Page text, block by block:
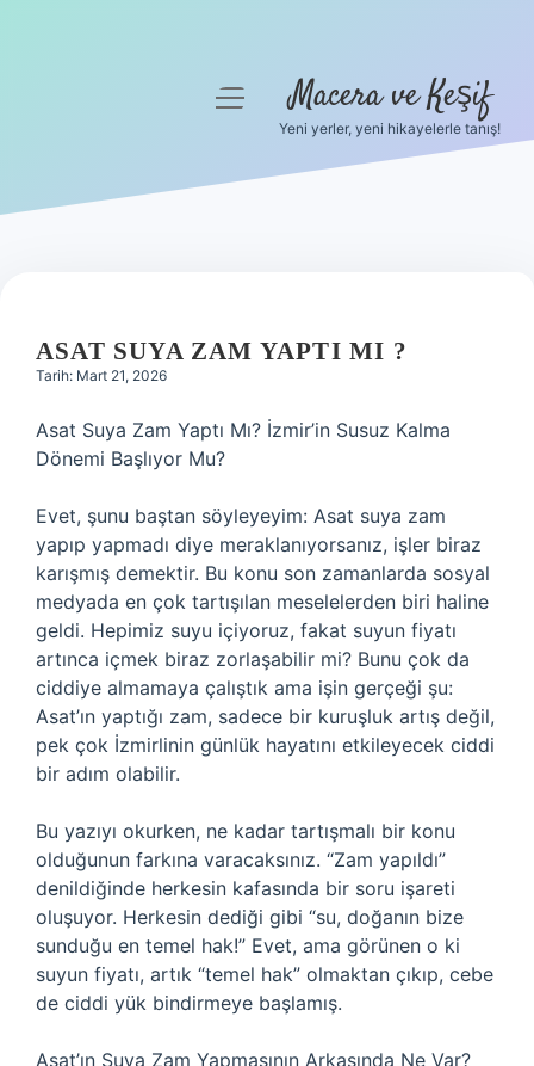
Hakkımızda
menüyüMacera ve Keşif
Yeni yerler, yeni hikayelerle tanış!
ASAT SUYA ZAM YAPTI MI ?
Tarih: Mart 21, 2026
Asat Suya Zam Yaptı Mı? İzmir’in Susuz Kalma
Dönemi Başlıyor Mu?
Evet, şunu baştan söyleyeyim: Asat suya zam
yapıp yapmadı diye meraklanıyorsanız, işler biraz
karışmış demektir. Bu konu son zamanlarda sosyal
medyada en çok tartışılan meselelerden biri haline
geldi. Hepimiz suyu içiyoruz, fakat suyun fiyatı
artınca içmek biraz zorlaşabilir mi? Bunu çok da
ciddiye almamaya çalıştık ama işin gerçeği şu:
Asat’ın yaptığı zam, sadece bir kuruşluk artış değil,
pek çok İzmirlinin günlük hayatını etkileyecek ciddi
bir adım olabilir.
Bu yazıyı okurken, ne kadar tartışmalı bir konu
olduğunun farkına varacaksınız. “Zam yapıldı”
denildiğinde herkesin kafasında bir soru işareti
oluşuyor. Herkesin dediği gibi “su, doğanın bize
sunduğu en temel hak!” Evet, ama görünen o ki
suyun fiyatı, artık “temel hak” olmaktan çıkıp, cebe
de ciddi yük bindirmeye başlamış.
Asat’ın Suya Zam Yapmasının Arkasında Ne Var?